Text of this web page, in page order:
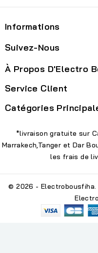
Informations
Suivez-Nous
À Propos D'Electro
Service Client
Catégories
*livraison gratuite sur
Marrakech,Tanger et Dar
les frais de
© 2026 - Electrobousfiha.